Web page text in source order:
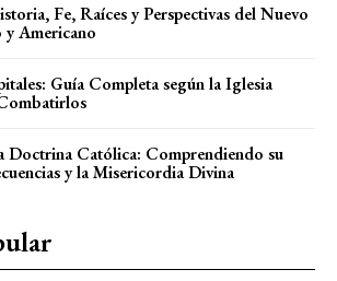
Fe, Raíces y Perspectivas del Nuevo
Americano
Guía Completa según la Iglesia
Doctrina Católica: Comprendiendo su
y la Misericordia Divina